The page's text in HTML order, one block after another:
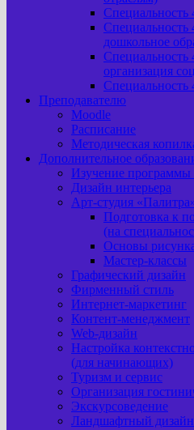
Специальность
Специальность
дошкольное
Специальность
организация
Специальность
Преподавателю
Moodle
Расписание
Методическая
Дополнительное
Изучение программы
Дизайн интерьера
Арт-cтудия
Подготовка к
(на
Основы
Мастер-классы
Графический дизайн
Фирменный стиль
Интернет-маркетинг
Контент-менеджмент
Web-дизайн
Настройка
(для начинающих)
Туризм и сервис
Организация
Экскурсоведение
Ландшафтный дизайн